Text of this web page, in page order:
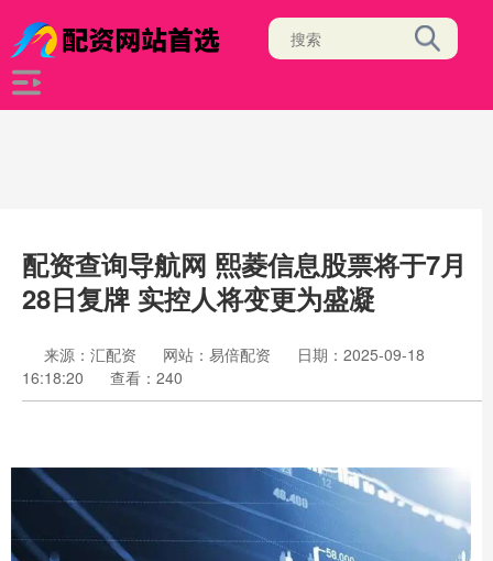
配资查询导航网 熙菱信息股票将于7月
28日复牌 实控人将变更为盛凝
来源：汇配资 网站：易倍配资
日期：2025-09-18
16:18:20
查看：240